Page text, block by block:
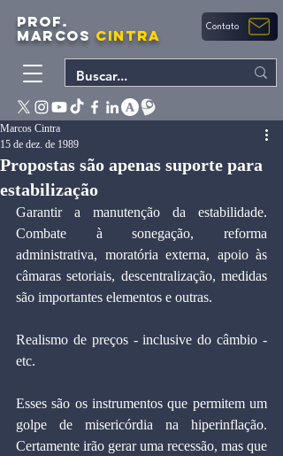
PROF.
MARCOS CINTRA Contato
Propostas são apenas suporte para
estabilização
Marcos Cintra
15 de dez. de 1989
Garantir a manutenção da estabilidade.
Combate à sonegação, reforma
administrativa, moratória externa, apoio às
câmaras setoriais, descentralização, medidas
são importantes elementos e outras.
Realismo de preços - inclusive do câmbio -
etc.
Esses são os instrumentos que permitem um
golpe de misericórdia na hiperinflação.
Certamente irão gerar uma recessão, mas que